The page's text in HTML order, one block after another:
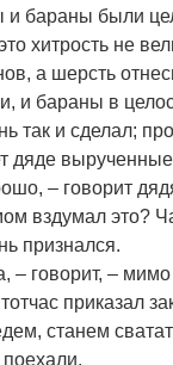
и бараны были
хитрость не
а шерсть
и бараны в
так и сделал;
дяде
– говорит
вздумал это?
признался.
– говорит, –
приказал
станем
поехали.